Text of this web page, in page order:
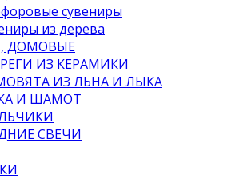
сувениры
из дерева
ДОМОВЫЕ
ИЗ КЕРАМИКИ
ИЗ ЛЬНА И ЛЫКА
И ШАМОТ
СВЕЧИ